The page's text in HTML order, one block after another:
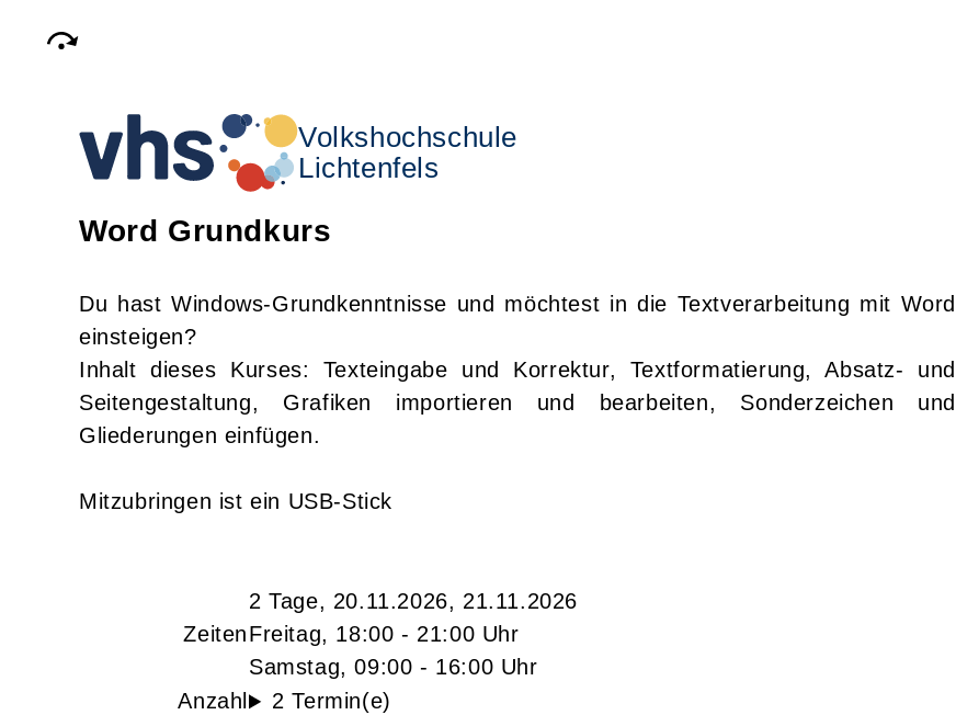
Volkshochschule
Lichtenfels
Word Grundkurs
Du hast Windows-Grundkenntnisse und möchtest in die Textverarbeitung mit Word
einsteigen?
Inhalt dieses Kurses: Texteingabe und Korrektur, Textformatierung, Absatz- und
Seitengestaltung, Grafiken importieren und bearbeiten, Sonderzeichen und
Gliederungen einfügen.
Mitzubringen ist ein USB-Stick
Zeiten
2 Tage, 20.11.2026, 21.11.2026
Freitag, 18:00 - 21:00 Uhr
Samstag, 09:00 - 16:00 Uhr
Anzahl
2 Termin(e)